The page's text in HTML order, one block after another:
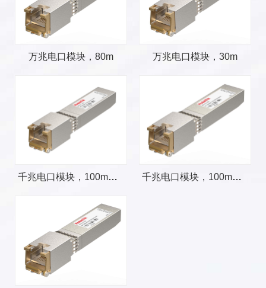
万兆电口模块，80m 万兆电口模块，30m
千兆电口模块，100m，AUTO模式 千兆电口模块，100m，SGMII模式
undefined